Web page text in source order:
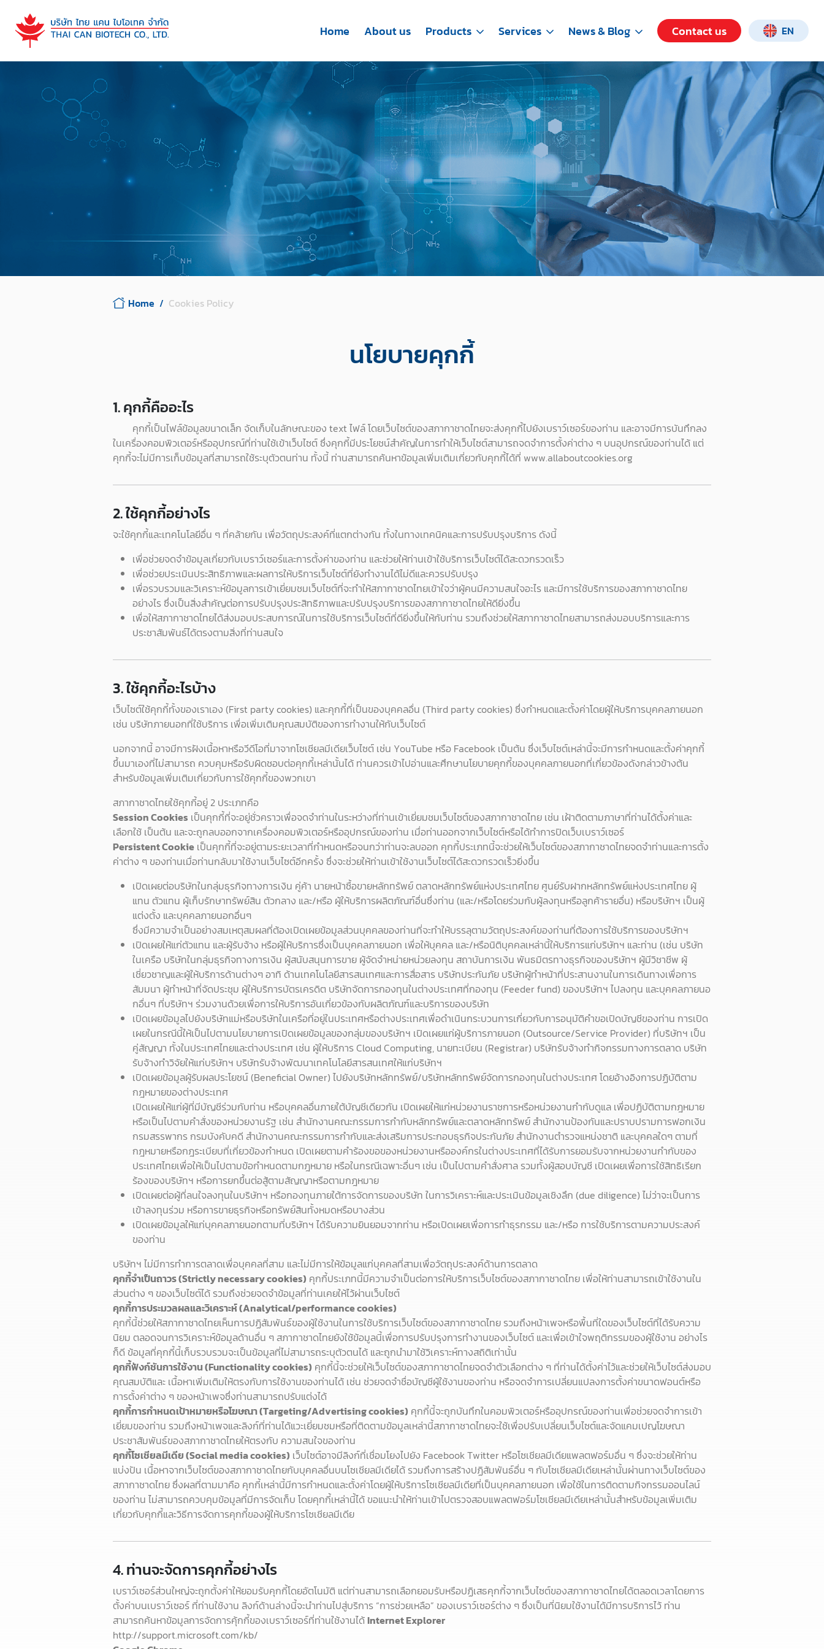
Home About us Products Services News & Blog Contact us EN
Home Cookies Policy
นโยบายคุกกี้
1. คุกกี้คืออะไร
คุกกี้เป็นไฟล์ข้อมูลขนาดเล็ก จัดเก็บในลักษณะของ text ไฟล์ โดยเว็บไซต์ของสภากาชาดไทยจะส่งคุกกี้ไปยังเบราว์เซอร์ของท่าน และอาจมีการบันทึกลง
ในเครื่องคอมพิวเตอร์หรืออุปกรณ์ที่ท่านใช้เข้าเว็บไซต์ ซึ่งคุกกี้มีประโยชน์สำคัญในการทำให้เว็บไซต์สามารถจดจำการตั้งค่าต่าง ๆ บนอุปกรณ์ของท่านได้ แต่
คุกกี้จะไม่มีการเก็บข้อมูลที่สามารถใช้ระบุตัวตนท่าน ทั้งนี้ ท่านสามารถค้นหาข้อมูลเพิ่มเติมเกี่ยวกับคุกกี้ได้ที่ www.allaboutcookies.org
2. ใช้คุกกี้อย่างไร
จะใช้คุกกี้และเทคโนโลยีอื่น ๆ ที่คล้ายกัน เพื่อวัตถุประสงค์ที่แตกต่างกัน ทั้งในทางเทคนิคและการปรับปรุงบริการ ดังนี้
เพื่อช่วยจดจำข้อมูลเกี่ยวกับเบราว์เซอร์และการตั้งค่าของท่าน และช่วยให้ท่านเข้าใช้บริการเว็บไซต์ได้สะดวกรวดเร็ว
เพื่อช่วยประเมินประสิทธิภาพและผลการให้บริการเว็บไซต์ที่ยังทำงานได้ไม่ดีและควรปรับปรุง
เพื่อรวบรวมและวิเคราะห์ข้อมูลการเข้าเยี่ยมชมเว็บไซต์ที่จะทำให้สภากาชาดไทยเข้าใจว่าผู้คนมีความสนใจอะไร และมีการใช้บริการของสภากาชาดไทย
อย่างไร ซึ่งเป็นสิ่งสำคัญต่อการปรับปรุงประสิทธิภาพและปรับปรุงบริการของสภากาชาดไทยให้ดียิ่งขึ้น
เพื่อให้สภากาชาดไทยได้ส่งมอบประสบการณ์ในการใช้บริการเว็บไซต์ที่ดียิ่งขึ้นให้กับท่าน รวมถึงช่วยให้สภากาชาดไทยสามารถส่งมอบบริการและการ
ประชาสัมพันธ์ได้ตรงตามสิ่งที่ท่านสนใจ
3. ใช้คุกกี้อะไรบ้าง
เว็บไซต์ใช้คุกกี้ทั้งของเราเอง (First party cookies) และคุกกี้ที่เป็นของบุคคลอื่น (Third party cookies) ซึ่งกำหนดและตั้งค่าโดยผู้ให้บริการบุคคลภายนอก
เช่น บริษัทภายนอกที่ใช้บริการ เพื่อเพิ่มเติมคุณสมบัติของการทำงานให้กับเว็บไซต์
นอกจากนี้ อาจมีการฝังเนื้อหาหรือวีดีโอที่มาจากโซเชียลมีเดียเว็บไซต์ เช่น YouTube หรือ Facebook เป็นต้น ซึ่งเว็บไซต์เหล่านี้จะมีการกำหนดและตั้งค่าคุกกี้
ขึ้นมาเองที่ไม่สามารถ ควบคุมหรือรับผิดชอบต่อคุกกี้เหล่านั้นได้ ท่านควรเข้าไปอ่านและศึกษานโยบายคุกกี้ของบุคคลภายนอกที่เกี่ยวข้องดังกล่าวข้างต้น
สำหรับข้อมูลเพิ่มเติมเกี่ยวกับการใช้คุกกี้ของพวกเขา
สภากาชาดไทยใช้คุกกี้อยู่ 2 ประเภทคือ
Session Cookies เป็นคุกกี้ที่จะอยู่ชั่วคราวเพื่อจดจำท่านในระหว่างที่ท่านเข้าเยี่ยมชมเว็บไซต์ของสภากาชาดไทย เช่น เฝ้าติดตามภาษาที่ท่านได้ตั้งค่าและ
เลือกใช้ เป็นต้น และจะถูกลบออกจากเครื่องคอมพิวเตอร์หรืออุปกรณ์ของท่าน เมื่อท่านออกจากเว็บไซต์หรือได้ทำการปิดเว็บเบราว์เซอร์
Persistent Cookie เป็นคุกกี้ที่จะอยู่ตามระยะเวลาที่กำหนดหรือจนกว่าท่านจะลบออก คุกกี้ประเภทนี้จะช่วยให้เว็บไซต์ของสภากาชาดไทยจดจำท่านและการตั้ง
ค่าต่าง ๆ ของท่านเมื่อท่านกลับมาใช้งานเว็บไซต์อีกครั้ง ซึ่งจะช่วยให้ท่านเข้าใช้งานเว็บไซต์ได้สะดวกรวดเร็วยิ่งขึ้น
เปิดเผยต่อบริษัทในกลุ่มธุรกิจทางการเงิน คู่ค้า นายหน้าซื้อขายหลักทรัพย์ ตลาดหลักทรัพย์แห่งประเทศไทย ศูนย์รับฝากหลักทรัพย์แห่งประเทศไทย ผู้
แทน ตัวแทน ผู้เก็บรักษาทรัพย์สิน ตัวกลาง และ/หรือ ผู้ให้บริการผลิตภัณฑ์อื่นซึ่งท่าน (และ/หรือโดยร่วมกับผู้ลงทุนหรือลูกค้ารายอื่น) หรือบริษัทฯ เป็นผู้
แต่งตั้ง และบุคคลภายนอกอื่นๆ
ซึ่งมีความจำเป็นอย่างสมเหตุสมผลที่ต้องเปิดเผยข้อมูลส่วนบุคคลของท่านที่จะทำให้บรรลุตามวัตถุประสงค์ของท่านที่ต้องการใช้บริการของบริษัทฯ
เปิดเผยให้แก่ตัวแทน และผู้รับจ้าง หรือผู้ให้บริการซึ่งเป็นบุคคลภายนอก เพื่อให้บุคคล และ/หรือนิติบุคคลเหล่านี้ให้บริการแก่บริษัทฯ และท่าน (เช่น บริษัท
ในเครือ บริษัทในกลุ่มธุรกิจทางการเงิน ผู้สนับสนุนการขาย ผู้จัดจำหน่ายหน่วยลงทุน สถาบันการเงิน พันธมิตรทางธุรกิจของบริษัทฯ ผู้มีวิชาชีพ ผู้
เชี่ยวชาญและผู้ให้บริการด้านต่างๆ อาทิ ด้านเทคโนโลยีสารสนเทศและการสื่อสาร บริษัทประกันภัย บริษัทผู้ทำหน้าที่ประสานงานในการเดินทางเพื่อการ
สัมมนา ผู้ทำหน้าที่จัดประชุม ผู้ให้บริการบัตรเครดิต บริษัทจัดการกองทุนในต่างประเทศที่กองทุน (Feeder fund) ของบริษัทฯ ไปลงทุน และบุคคลภายนอ
กอื่นๆ ที่บริษัทฯ ร่วมงานด้วยเพื่อการให้บริการอันเกี่ยวข้องกับผลิตภัณฑ์และบริการของบริษัท
เปิดเผยข้อมูลไปยังบริษัทแม่หรือบริษัทในเครือที่อยู่ในประเทศหรือต่างประเทศเพื่อดำเนินกระบวนการเกี่ยวกับการอนุมัติคำขอเปิดบัญชีของท่าน การเปิด
เผยในกรณีนี้ให้เป็นไปตามนโยบายการเปิดเผยข้อมูลของกลุ่มของบริษัทฯ เปิดเผยแก่ผู้บริการภายนอก (Outsource/Service Provider) ที่บริษัทฯ เป็น
คู่สัญญา ทั้งในประเทศไทยและต่างประเทศ เช่น ผู้ให้บริการ Cloud Computing, นายทะเบียน (Registrar) บริษัทรับจ้างทำกิจกรรมทางการตลาด บริษัท
รับจ้างทำวิจัยให้แก่บริษัทฯ บริษัทรับจ้างพัฒนาเทคโนโลยีสารสนเทศให้แก่บริษัทฯ
เปิดเผยข้อมูลผู้รับผลประโยชน์ (Beneficial Owner) ไปยังบริษัทหลักทรัพย์/บริษัทหลักทรัพย์จัดการกองทุนในต่างประเทศ โดยอ้างอิงการปฏิบัติตาม
กฎหมายของต่างประเทศ
เปิดเผยให้แก่ผู้ที่มีบัญชีร่วมกับท่าน หรือบุคคลอื่นภายใต้บัญชีเดียวกัน เปิดเผยให้แก่หน่วยงานราชการหรือหน่วยงานกำกับดูแล เพื่อปฏิบัติตามกฎหมาย
หรือเป็นไปตามคำสั่งของหน่วยงานรัฐ เช่น สำนักงานคณะกรรมการกำกับหลักทรัพย์และตลาดหลักทรัพย์ สำนักงานป้องกันและปราบปรามการฟอกเงิน
กรมสรรพากร กรมบังคับคดี สำนักงานคณะกรรมการกำกับและส่งเสริมการประกอบธุรกิจประกันภัย สำนักงานตำรวจแหน่งชาติ และบุคคลใดๆ ตามที่
กฎหมายหรือกฎระเบียบที่เกี่ยวข้องกำหนด เปิดเผยตามคำร้องขอของหน่วยงานหรือองค์กรในต่างประเทศที่ได้รับการยอมรับจากหน่วยงานกำกับของ
ประเทศไทยเพื่อให้เป็นไปตามข้อกำหนดตามกฎหมาย หรือในกรณีเฉพาะอื่นๆ เช่น เป็นไปตามคำสั่งศาล รวมทั้งผู้สอบบัญชี เปิดเผยเพื่อการใช้สิทธิเรียก
ร้องของบริษัทฯ หรือการยกขึ้นต่อสู้ตามสัญญาหรือตามกฎหมาย
เปิดเผยต่อผู้ที่ลนใจลงทุนในบริษัทฯ หรือกองทุนภายใต้การจัดการของบริษัท ในการวิเคราะห์และประเมินข้อมูลเชิงลึก (due diligence) ไม่ว่าจะเป็นการ
เข้าลงทุนร่วม หรือการขายธุรกิจหรือทรัพย์สินทั้งหมดหรือบางส่วน
เปิดเผยข้อมูลให้แก่บุคคลภายนอกตามที่บริษัทฯ ได้รับความยินยอมจากท่าน หรือเปิดเผยเพื่อการทำธุรกรรม และ/หรือ การใช้บริการตามความประสงค์
ของท่าน
บริษัทฯ ไม่มีการทำการตลาดเพื่อบุคคลที่สาม และไม่มีการให้ข้อมูลแก่บุคคลที่สามเพื่อวัตถุประสงค์ด้านการตลาด
คุกกี้จำเป็นถาวร (Strictly necessary cookies) คุกกี้ประเภทนี้มีความจำเป็นต่อการให้บริการเว็บไซต์ของสภากาชาดไทย เพื่อให้ท่านสามารถเข้าใช้งานใน
ส่วนต่าง ๆ ของเว็บไซต์ได้ รวมถึงช่วยจดจำข้อมูลที่ท่านเคยให้ไว้ผ่านเว็บไซต์
คุกกี้การประมวลผลและวิเคราะห์ (Analytical/performance cookies)
คุกกี้นี้ช่วยให้สภากาชาดไทยเห็นการปฏิสัมพันธ์ของผู้ใช้งานในการใช้บริการเว็บไซต์ของสภากาชาดไทย รวมถึงหน้าเพจหรือพื้นที่ใดของเว็บไซต์ที่ได้รับความ
นิยม ตลอดจนการวิเคราะห์ข้อมูลด้านอื่น ๆ สภากาชาดไทยยังใช้ข้อมูลนี้เพื่อการปรับปรุงการทำงานของเว็บไซต์ และเพื่อเข้าใจพฤติกรรมของผู้ใช้งาน อย่างไร
ก็ดี ข้อมูลที่คุกกี้นี้เก็บรวบรวมจะเป็นข้อมูลที่ไม่สามารถระบุตัวตนได้ และถูกนำมาใช้วิเคราะห์ทางสถิติเท่านั้น
คุกกี้ฟังก์ชันการใช้งาน (Functionality cookies) คุกกี้นี้จะช่วยให้เว็บไซต์ของสภากาชาดไทยจดจำตัวเลือกต่าง ๆ ที่ท่านได้ตั้งค่าไว้และช่วยให้เว็บไซต์ส่งมอบ
คุณสมบัติและ เนื้อหาเพิ่มเติมให้ตรงกับการใช้งานของท่านได้ เช่น ช่วยจดจำชื่อบัญชีผู้ใช้งานของท่าน หรือจดจำการเปลี่ยนแปลงการตั้งค่าขนาดฟอนต์หรือ
การตั้งค่าต่าง ๆ ของหน้าเพจซึ่งท่านสามารถปรับแต่งได้
คุกกี้การกำหนดเป้าหมายหรือโฆษณา (Targeting/Advertising cookies) คุกกี้นี้จะถูกบันทึกในคอมพิวเตอร์หรืออุปกรณ์ของท่านเพื่อช่วยจดจำการเข้า
เยี่ยมของท่าน รวมถึงหน้าเพจและลิงก์ที่ท่านได้แวะเยี่ยมชมหรือที่ติดตามข้อมูลเหล่านี้สภากาชาดไทยจะใช้เพื่อปรับเปลี่ยนเว็บไซต์และจัดแคมเปญโฆษณา
ประชาสัมพันธ์ของสภากาชาดไทยให้ตรงกับ ความสนใจของท่าน
คุกกี้โซเชียลมีเดีย (Social media cookies) เว็บไซต์อาจมีลิงก์ที่เชื่อมโยงไปยัง Facebook Twitter หรือโซเชียลมีเดียแพลตฟอร์มอื่น ๆ ซึ่งจะช่วยให้ท่าน
แบ่งปัน เนื้อหาจากเว็บไซต์ของสภากาชาดไทยกับบุคคลอื่นบนโซเชียลมีเดียได้ รวมถึงการสร้างปฏิสัมพันธ์อื่น ๆ กับโซเชียลมีเดียเหล่านั้นผ่านทางเว็บไซต์ของ
สภากาชาดไทย ซึ่งผลที่ตามมาคือ คุกกี้เหล่านี้มีการกำหนดและตั้งค่าโดยผู้ให้บริการโซเชียลมีเดียที่เป็นบุคคลภายนอก เพื่อใช้ในการติดตามกิจกรรมออนไลน์
ของท่าน ไม่สามารถควบคุมข้อมูลที่มีการจัดเก็บ โดยคุกกี้เหล่านี้ได้ ขอแนะนำให้ท่านเข้าไปตรวจสอบแพลตฟอร์มโซเชียลมีเดียเหล่านั้นสำหรับข้อมูลเพิ่มเติม
เกี่ยวกับคุกกี้และวิธีการจัดการคุกกี้ของผู้ให้บริการโซเชียลมีเดีย
4. ท่านจะจัดการคุกกี้อย่างไร
เบราว์เซอร์ส่วนใหญ่จะถูกตั้งค่าให้ยอมรับคุกกี้โดยอัตโนมัติ แต่ท่านสามารถเลือกยอมรับหรือปฏิเสธคุกกี้จากเว็บไซต์ของสภากาชาดไทยได้ตลอดเวลาโดยการ
ตั้งค่าบนเบราว์เซอร์ ที่ท่านใช้งาน ลิงก์ด้านล่างนี้จะนำท่านไปสู่บริการ “การช่วยเหลือ” ของเบราว์เซอร์ต่าง ๆ ซึ่งเป็นที่นิยมใช้งานได้มีการบริการไว้ ท่าน
สามารถค้นหาข้อมูลการจัดการคุ้กกี้ของเบราว์เซอร์ที่ท่านใช้งานได้Internet Explorer
http://support.microsoft.com/kb/